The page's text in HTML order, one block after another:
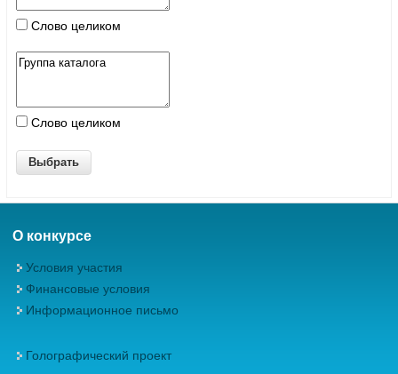
Слово целиком
Слово целиком
О конкурсе
Условия участия
Финансовые условия
Информационное письмо
Голографический проект